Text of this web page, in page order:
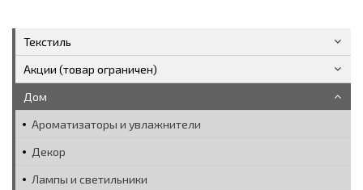
Текстиль
Акции (товар ограничен)
Дом
Ароматизаторы и увлажнители
Декор
Лампы и светильники